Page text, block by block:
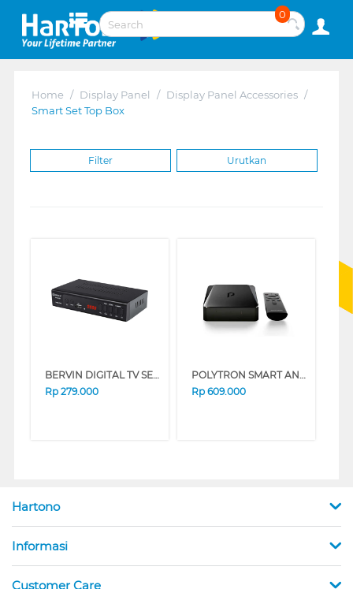
0
Home / Display Panel / Display Panel Accessories /
Smart Set Top Box
Filter Urutkan
BERVIN DIGITAL TV SET TOP BOX BSTB-2201
Rp 279.000
POLYTRON SMART ANDROID BOX PDB M11 PDBM11ADL
Rp 609.000
Hartono
Informasi
Customer Care